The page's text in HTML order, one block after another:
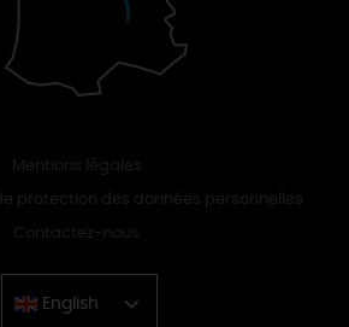
Mentions légales
protection des données personnelles
Contactez-nous
English